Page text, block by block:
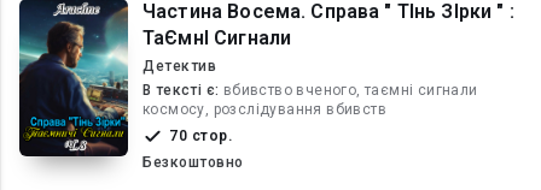
Частина Восема. Справа " ТІнь ЗІрки " :
ТаЄмнІ Сигнали
Детектив
В текcті є: вбивство вченого, таємні сигнали
космосу, розслідування вбивств
70 стор.
Безкоштовно